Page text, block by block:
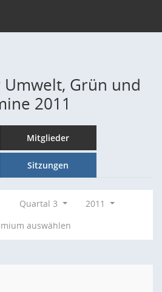
Umwelt, Grün und
2011
Mitglieder
Sitzungen
Quartal 3
2011
auswählen